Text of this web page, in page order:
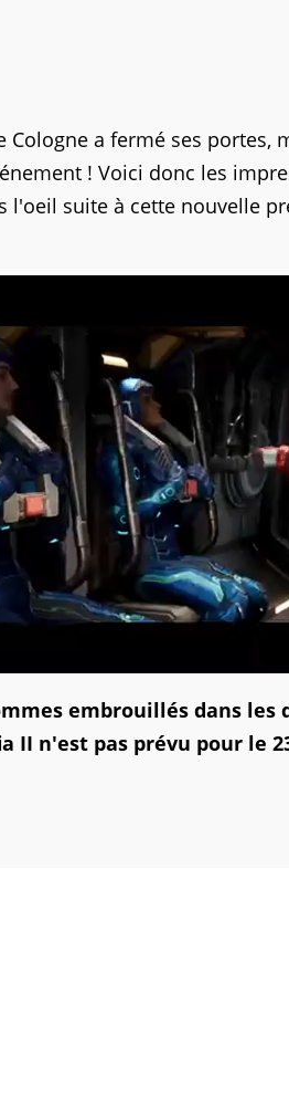
Cologne a fermé ses portes,
! Voici donc les
l'oeil suite à cette nouvelle
embrouillés dans
II n'est pas prévu pour le